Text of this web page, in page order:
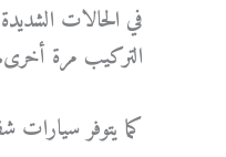
في الحالات
التركيب مرة
كما يتوفر